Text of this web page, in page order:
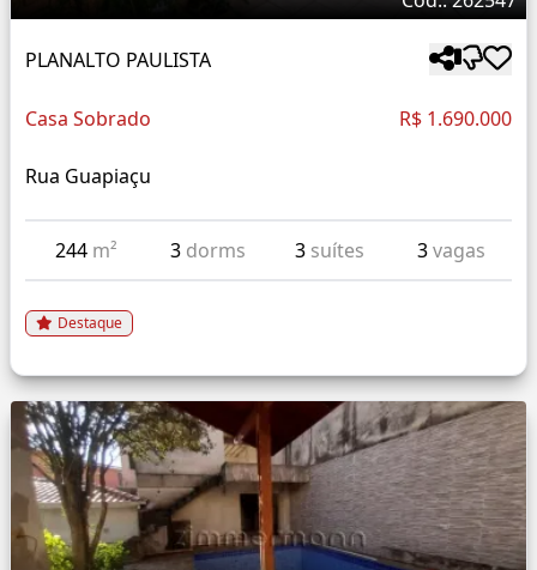
PLANALTO PAULISTA
Casa Sobrado R$ 1.690.000
Rua Guapiaçu
244 m² 3 dorms 3 suítes 3vagas
Destaque